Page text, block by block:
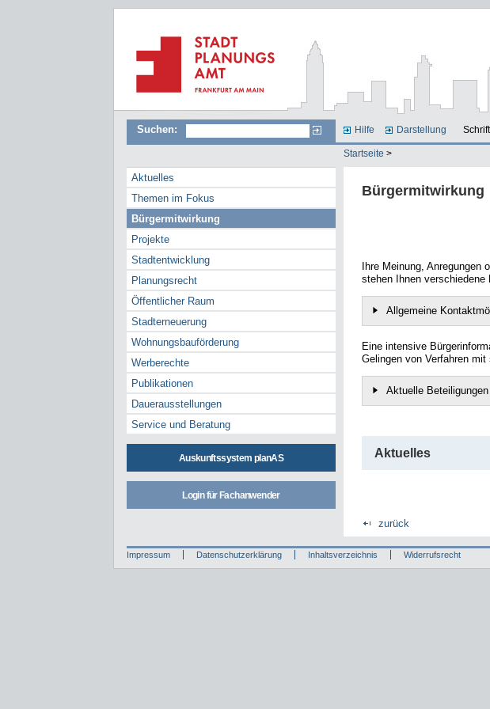
Suchen: Hilfe Darstellung
Startseite >
Aktuelles
Themen im Fokus
Bürgermitwirkung
Projekte
Stadtentwicklung
Planungsrecht
Öffentlicher Raum
Stadterneuerung
Wohnungsbauförderung
Werberechte
Publikationen
Dauerausstellungen
Service und Beratung
Auskunftssystem planAS
Login für Fachanwender
Bürgermitwirkung
Ihre Meinung,
stehen Ihnen verschiedene
Allgemeine
Eine intensive
Gelingen von Verfahren
Aktuelle Beteiligungen
Aktuelles
zurück
Impressum Datenschutzerklärung Inhaltsverzeichnis Widerrufsrecht